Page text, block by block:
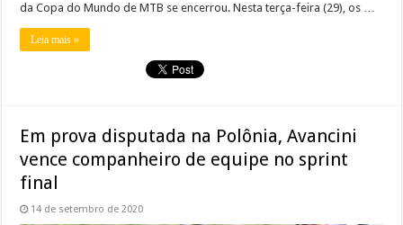
da Copa do Mundo de MTB se encerrou. Nesta terça-feira (29), os …
Leia mais »
Em prova disputada na Polônia, Avancini
vence companheiro de equipe no sprint
final
14 de setembro de 2020